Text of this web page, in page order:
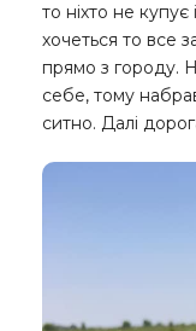
то ніхто не купує
хочеться то все
прямо з городу.
себе, тому набрав
ситно. Далі